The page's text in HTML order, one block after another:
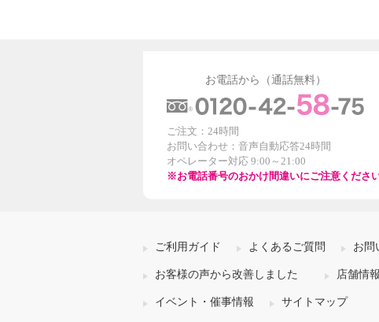
お電話から（通話無料）
ご注文：24時間
お問い合わせ：音声自動応答24時間
オペレーター対応 9:00～21:00
※お電話番号のおかけ間違いにご注意ください
ご利用ガイド よくあるご質問 お問
お客様の声から改善しました 店舗情報
イベント・催事情報 サイトマップ